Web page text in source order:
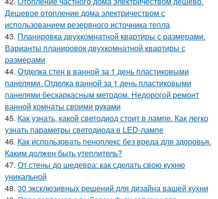
Дешевое отопление дома электричеством с
использованием резервного источника тепла
43. Планировка двухкомнатной квартиры с размерами.
Варианты планировок двухкомнатной квартиры с
размерами
44. Отделка стен в ванной за 1 день пластиковыми
панелями. Отделка ванной за 1 день пластиковыми
панелями бескаркасным методом. Недорогой ремонт
ванной комнаты своими руками
45. Как узнать, какой светодиод стоит в лампе. Как легко
узнать параметры светодиода в LED-лампе
46. Как использовать пеноплекс без вреда для здоровья.
Каким должен быть утеплитель?
47. От стены до шедевра: как сделать свою кухню
уникальной
48. 30 эксклюзивных решений для дизайна вашей кухни